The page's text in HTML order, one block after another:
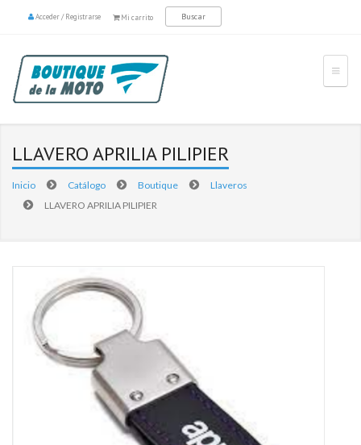
Mi carrito
Acceder/Registrarse
LLAVERO APRILIA PILIPIER
Inicio Catálogo Boutique
Llaveros
LLAVERO APRILIA PILIPIER